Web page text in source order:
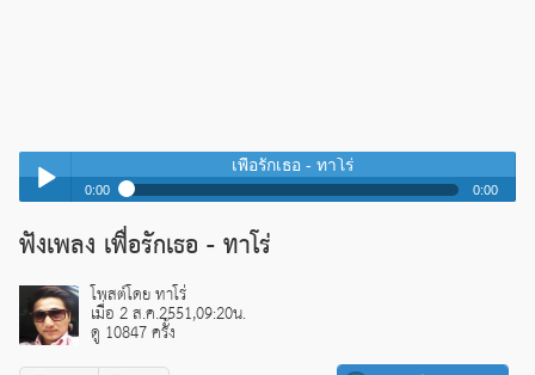
Play /
เพื่อรักเธอ - ทาโร่
0:00 0:00
เพื่อรักเธอ - ทาโร่
เพื่อรักเธอ - ทาโร่
ฟังเพลง เพื่อรักเธอ - ทาโร่
โพสต์โดย ทาโร่
เมื่อ 2 ส.ค.2551,09:20น.
ดู 10847 ครั้ง